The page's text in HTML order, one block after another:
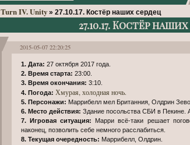
Turn IV. Unity » 27.10.17. Костёр наших сердец
27.10.17. Костёр
2015-05-07 22:20:25
1. Дата: 27 октября 2017 года.
2. Время старта: 23:00.
3. Время окончания: 3:10.
4. Погода: Хмурая, холодная ночь.
5. Персонажи: Маррибелл мел Британния, Олдрин
6. Место действия: Здание посольства СБИ в Пекине.
7. Игровая ситуация: Марри всё-таки решает
наконец, позволить себе немного расслабиться.
8. Текущая очередность: Маррибелл, Олдрин.